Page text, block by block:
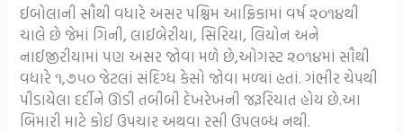
ઈબોલાની સૌથી વધારે અસર પશ્ચિમ આફ્રિકામાં વર્ષ ૨૦૧૪થી
ચાલે છે જેમાં ગિની, લાઈબેરીયા, સિરિયા, લિયોન અને
નાઈજીરીયામાં પણ અસર જોવા મળે છે,ઓગસ્ટ ૨૦૧૪માં સૌથી
વધારે ૧,૭૫૦ જેટલાં સંદિગ્ધ કેસો જોવા મળ્યાં હતાં. ગંભીર ચેપથી
પીડાયેલા દર્દીને ઊંડી તબીબી દેખરેખની જરૂરિયાત હોય છે.આ
બિમારી માટે કોઈ ઉપચાર અથવા રસી ઉપલબ્ધ નથી.